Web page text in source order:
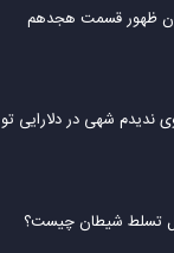
ظهور قسمت هجدهم
ندیدم شهی در دلارایی تو
تسلط شیطان چیست؟